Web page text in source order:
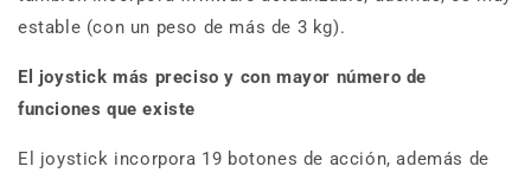
estable (con un peso de más de 3 kg).
El joystick más preciso y con mayor número de
funciones que existe
El joystick incorpora 19 botones de acción, además de